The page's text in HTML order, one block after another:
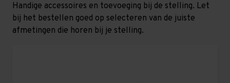
Handige accessoires en toevoeging bij de stelling. Let
bij het bestellen goed op selecteren van de juiste
afmetingen die horen bij je stelling.